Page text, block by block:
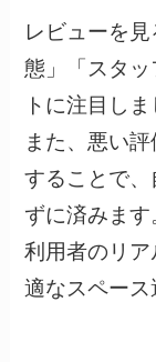
レビューを
態」「スタ
トに注目しま
また、悪い
することで
ずに済みます
利用者のリ
適なスペース